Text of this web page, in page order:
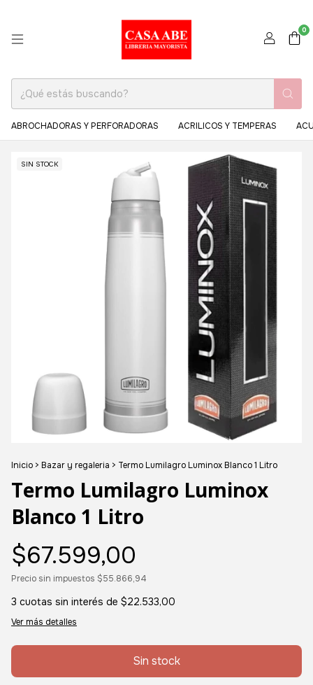
0
ABROCHADORAS Y PERFORADORAS ACRILICOS Y TEMPERAS
SIN STOCK
Inicio > Bazar y regaleria > Termo Lumilagro Luminox Blanco 1 Litro
Termo Lumilagro Luminox
Blanco 1 Litro
$67.599,00
Precio sin impuestos $55.866,94
3 cuotas sin interés de $22.533,00
Ver más detalles